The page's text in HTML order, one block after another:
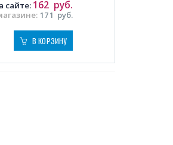
171 руб.
сайте: 162 руб.
В КОРЗИНУ